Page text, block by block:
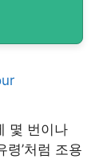
몇 번이나
령’처럼 조용